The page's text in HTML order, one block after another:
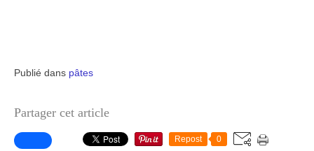
Publié dans pâtes
Partager cet article
Repost 0